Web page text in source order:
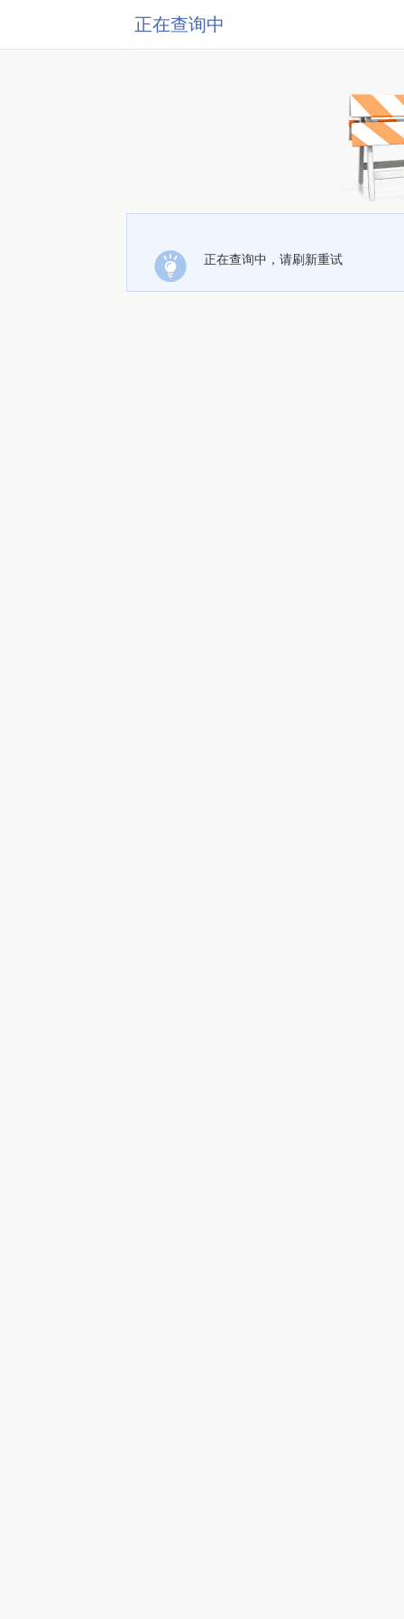
正在查询中
正在查询中，请刷新重试